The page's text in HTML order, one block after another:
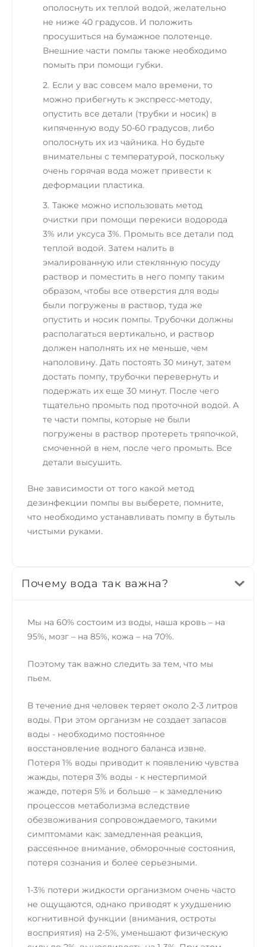
ополоснуть их теплой водой, желательно
не ниже 40 градусов. И положить
просушиться на бумажное полотенце.
Внешние части помпы также необходимо
помыть при помощи губки.
Если у вас совсем мало времени, то
можно прибегнуть к экспресс-методу,
опустить все детали (трубки и носик) в
кипяченную воду 50-60 градусов, либо
ополоснуть их из чайника. Но будьте
внимательны с температурой, поскольку
очень горячая вода может привести к
деформации пластика.
Также можно использовать метод
очистки при помощи перекиси водорода
3% или уксуса 3%. Промыть все детали под
теплой водой. Затем налить в
эмалированную или стеклянную посуду
раствор и поместить в него помпу таким
образом, чтобы все отверстия для воды
были погружены в раствор, туда же
опустить и носик помпы. Трубочки должны
располагаться вертикально, и раствор
должен наполнять их не меньше, чем
наполовину. Дать постоять 30 минут, затем
достать помпу, трубочки перевернуть и
подержать их еще 30 минут. После чего
тщательно промыть под проточной водой. А
те части помпы, которые не были
погружены в раствор протереть тряпочкой,
смоченной в нем, после чего промыть. Все
детали высушить.
Вне зависимости от того какой метод
дезинфекции помпы вы выберете, помните,
что необходимо устанавливать помпу в бутыль
чистыми руками.
Почему вода так важна?
Мы на 60% состоим из воды, наша кровь – на
95%, мозг – на 85%, кожа – на 70%.
Поэтому так важно следить за тем, что мы
пьем.
В течение дня человек теряет около 2-3 литров
воды. При этом организм не создает запасов
воды - необходимо постоянное
восстановление водного баланса извне.
Потеря 1% воды приводит к появлению чувства
жажды, потеря 3% воды - к нестерпимой
жажде, потеря 5% и больше – к замедлению
процессов метаболизма вследствие
обезвоживания сопровождаемого, такими
симптомами как: замедленная реакция,
рассеянное внимание, обморочные состояния,
потеря сознания и более серьезными.
1-3% потери жидкости организмом очень часто
не ощущаются, однако приводят к ухудшению
когнитивной функции (внимания, остроты
восприятия) на 2-5%, уменьшают физическую